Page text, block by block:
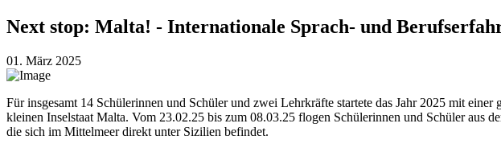
Next stop: Malta! - Internationale Sprach- und
01. März 2025
Für insgesamt 14 Schülerinnen und Schüler und zwei Lehrkräfte startete das Jahr 2025 mit
kleinen Inselstaat Malta. Vom 23.02.25 bis zum 08.03.25 flogen Schülerinnen und Schüler
die sich im Mittelmeer direkt unter Sizilien befindet.